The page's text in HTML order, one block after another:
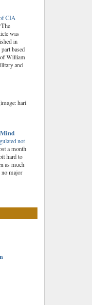
CIA
was
in
based
William
and
hari
not
a month
hard to
as much
no major